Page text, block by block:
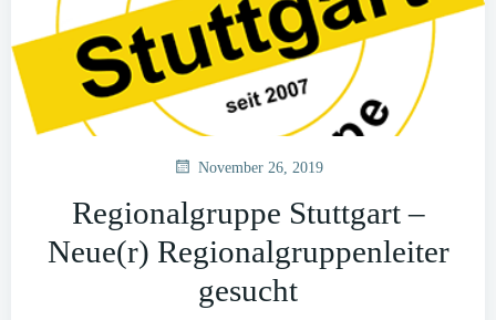
November 26, 2019
Regionalgruppe Stuttgart –
Neue(r) Regionalgruppenleiter
gesucht